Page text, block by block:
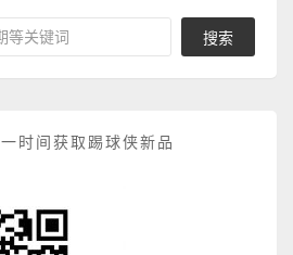
搜索
时间获取踢球侠新品